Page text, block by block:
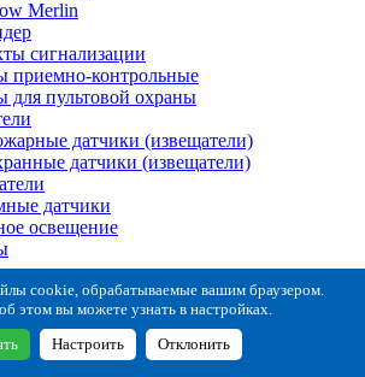
Merlin
сигнализации
приемно-контрольные
для пультовой охраны
датчики (извещатели)
датчики (извещатели)
датчики
освещение
сбора извещений
и монтажные материалы
коммутационные
для извещателей
cookie, обрабатываемые вашим браузером.
этом вы можете узнать в настройках.
Настроить Отклонить